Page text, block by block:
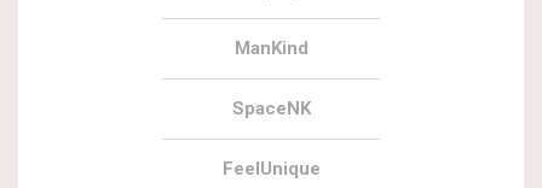
ManKind
SpaceNK
FeelUnique